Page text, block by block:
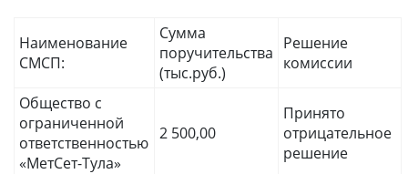
Наименование
СМСП:
Сумма
поручительства
(тыс.руб.)
Решение
комиссии
Общество с
ограниченной
ответственностью
«МетСет-Тула»
2 500,00
Принято
отрицательное
решение